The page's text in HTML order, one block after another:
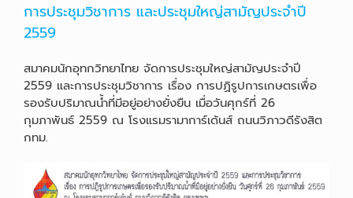
การประชุมวิชาการ และประชุมใหญ่สามัญประจำปี
2559
สมาคมนักอุทกวิทยาไทย จัดการประชุมใหญ่สามัญประจำปี
2559 และการประชุมวิชาการ เรื่อง การปฏิรูปการเกษตรเพื่อ
รองรับปริมาณน้ำที่มีอยู่อย่างยั่งยืน เมื่อวันศุกร์ที่ 26
กุมภาพันธ์ 2559 ณ โรงแรมรามาการ์เด้นส์ ถนนวิภาวดีรังสิต
กทม.